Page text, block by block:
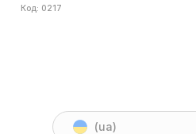
Код: 0217
(ua)